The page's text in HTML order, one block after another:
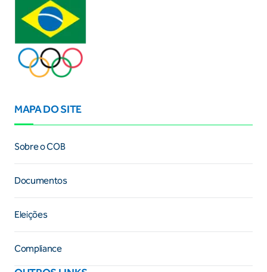
MAPA DO SITE
Sobre o COB
Documentos
Eleições
Compliance